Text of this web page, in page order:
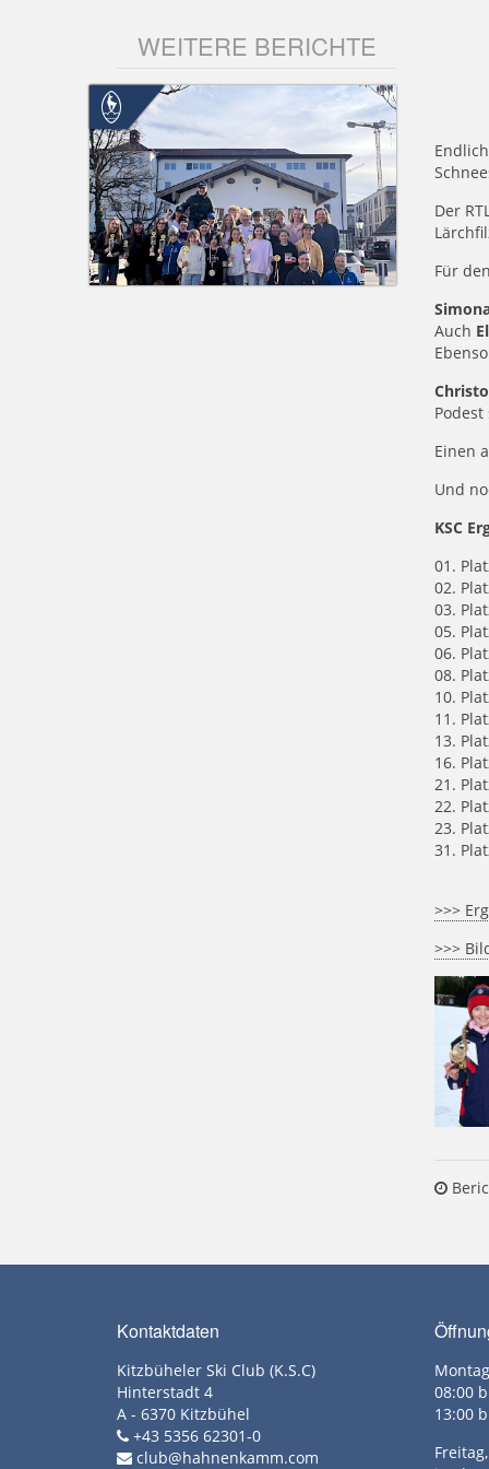
Der
Für
Auch
Einen
Und
KSC
01.
02.
03.
05.
06.
08.
10.
11.
13.
16.
21.
22.
23.
31.
>>>
>>>
WEITERE BERICHTE
Kontaktdaten
Kitzbüheler Ski Club (K.S.C)
Hinterstadt 4
A - 6370 Kitzbühel
+43 5356 62301-0
club@hahnenkamm.com
08:00
13:00